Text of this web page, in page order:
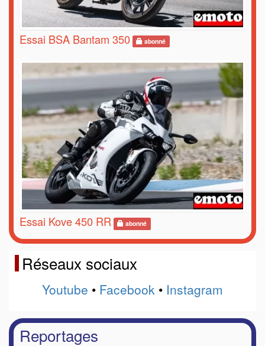
Essai BSA Bantam 350 abonné
Essai Kove 450 RR abonné
Réseaux sociaux
Youtube • Facebook • Instagram
Reportages